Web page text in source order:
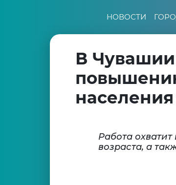
НОВОСТИ
В
Работа
возраста, а